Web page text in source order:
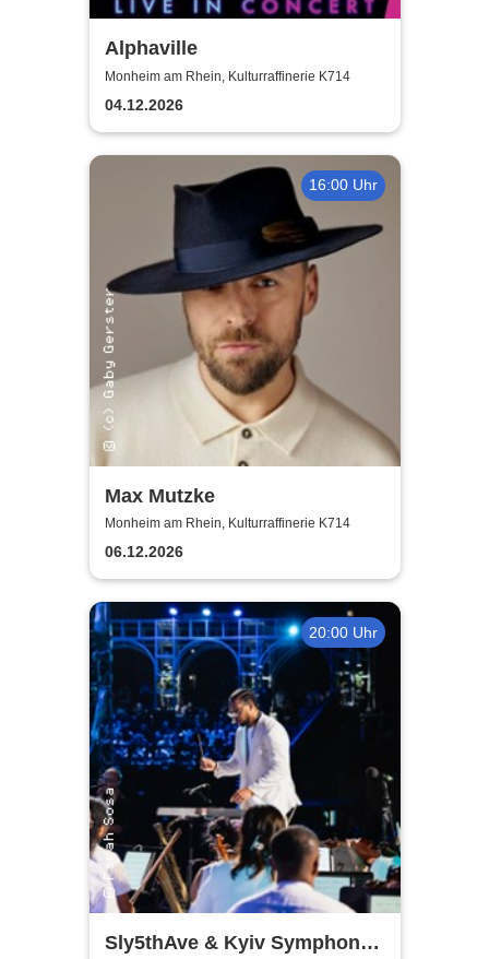
Alphaville
Monheim am Rhein, Kulturraffinerie K714
04.12.2026
16:00 Uhr
Max Mutzke
Monheim am Rhein, Kulturraffinerie K714
06.12.2026
20:00 Uhr
Sly5thAve & Kyiv Symphony